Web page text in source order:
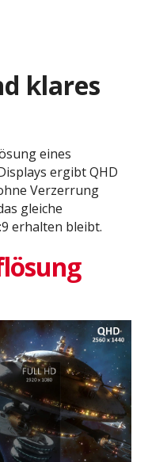
klares
eines
ergibt QHD
Verzerrung
gleiche
erhalten bleibt.